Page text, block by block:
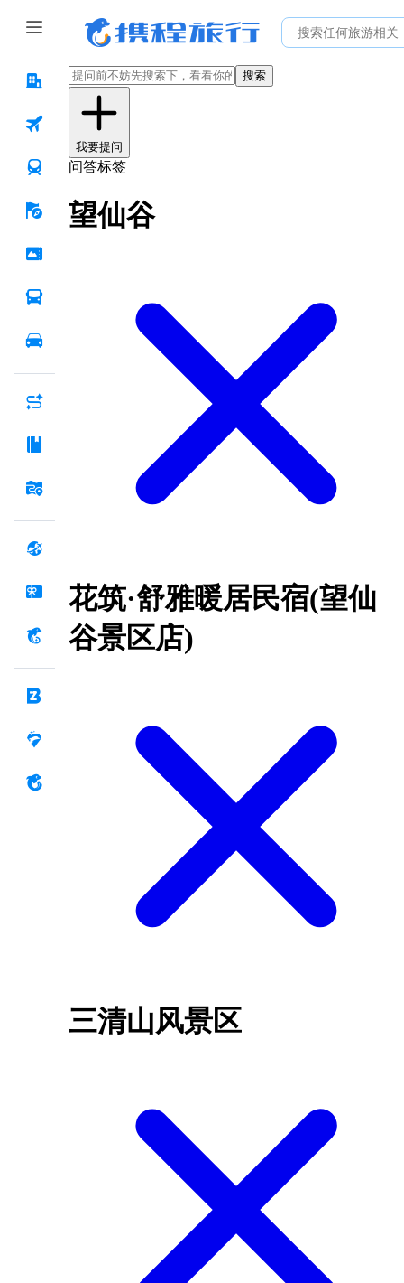
搜索
我要提问
问答标签
望仙谷
花筑·舒雅暖居民宿(望仙
谷景区店)
三清山风景区